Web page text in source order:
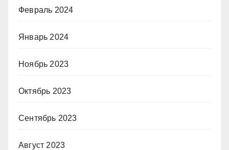
Февраль 2024
Январь 2024
Ноябрь 2023
Октябрь 2023
Сентябрь 2023
Август 2023